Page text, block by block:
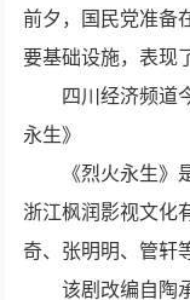
前夕，国民党准备
要基础设施，表现
四川经济频道
永生》
《烈火永生》
浙江枫润影视文化
奇、张明明、管轩
该剧改编自陶